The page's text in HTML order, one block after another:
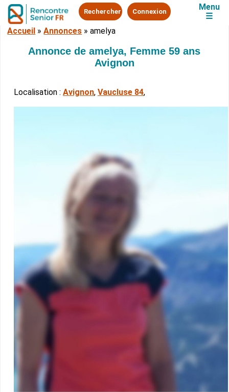
Rechercher Connexion
Menu
☰
Accueil »Annonces »amelya
Annonce de amelya, Femme 59 ans
Avignon
Localisation : Avignon, Vaucluse 84,